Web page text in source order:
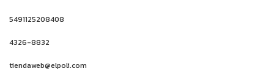
5491125208408
4326-8832
tiendaweb@elpoli.com